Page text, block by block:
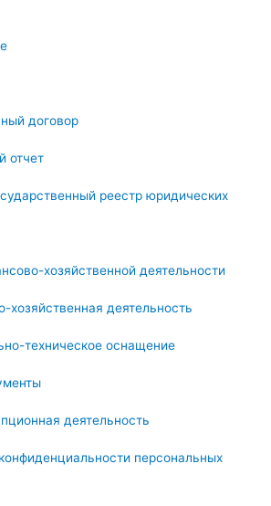
договор
отчет
реестр юридических
хозяйственной деятельности
хозяйственная деятельность
техническое оснащение
деятельность
персональных